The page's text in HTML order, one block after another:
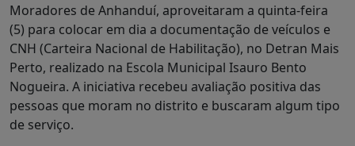
Moradores de Anhanduí, aproveitaram a quinta-feira
(5) para colocar em dia a documentação de veículos e
CNH (Carteira Nacional de Habilitação), no Detran Mais
Perto, realizado na Escola Municipal Isauro Bento
Nogueira. A iniciativa recebeu avaliação positiva das
pessoas que moram no distrito e buscaram algum tipo
de serviço.